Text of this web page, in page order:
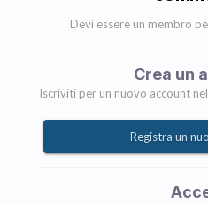
Devi essere un membro
Crea un
Iscriviti per un nuovo account
Registra un